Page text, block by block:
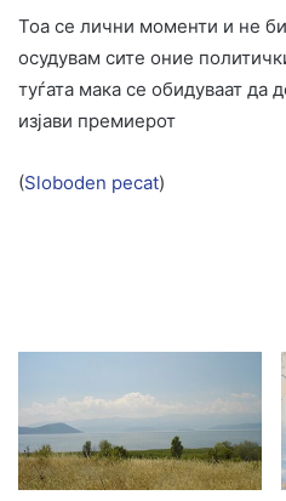
Тоа се лични моменти и не
осудувам сите оние
туѓата мака се обидуваат да
изјави премиерот
(Sloboden pecat)